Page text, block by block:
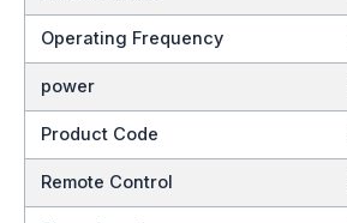
Operating Frequency
power
Product Code
Remote Control